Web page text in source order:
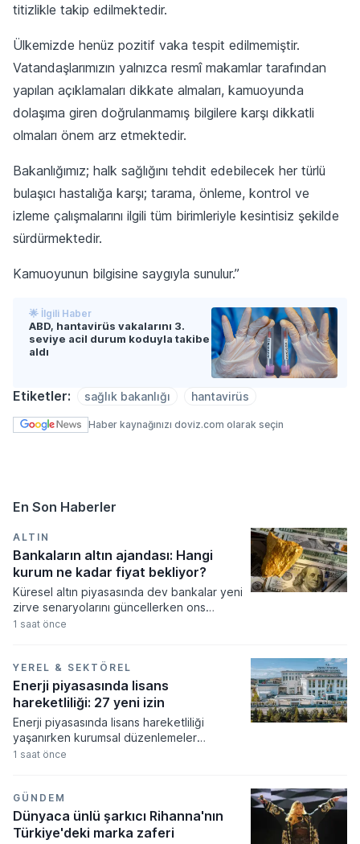
titizlikle takip edilmektedir.
Ülkemizde henüz pozitif vaka tespit edilmemiştir.
Vatandaşlarımızın yalnızca resmî makamlar tarafından
yapılan açıklamaları dikkate almaları, kamuoyunda
dolaşıma giren doğrulanmamış bilgilere karşı dikkatli
olmaları önem arz etmektedir.
Bakanlığımız; halk sağlığını tehdit edebilecek her türlü
bulaşıcı hastalığa karşı; tarama, önleme, kontrol ve
izleme çalışmalarını ilgili tüm birimleriyle kesintisiz şekilde
sürdürmektedir.
Kamuoyunun bilgisine saygıyla sunulur.”
🌟 İlgili Haber
ABD, hantavirüs vakalarını 3.
seviye acil durum koduyla takibe
aldı
Etiketler: sağlık bakanlığı hantavirüs
Haber kaynağınızı doviz.com olarak seçin
En Son Haberler
ALTIN
Bankaların altın ajandası: Hangi
kurum ne kadar fiyat bekliyor?
Küresel altın piyasasında dev bankalar yeni
zirve senaryolarını güncellerken ons
fiyatının 5.300 dolara kadar tırmanması
doğrultusunda revize edilen tahminler,
fiyatların orta ve uzun vadede tarihi
seviyeleri aşacağına işaret ediyor.
1 saat önce
YEREL & SEKTÖREL
Enerji piyasasında lisans
hareketliliği: 27 yeni izin
Enerji piyasasında lisans hareketliliği
yaşanırken kurumsal düzenlemeler
resmiyet kazandı. Enerji piyasası
yeni faaliyet izinleri verilirken bazı
işletmelerin yetkileri iptal edildi.
1 saat önce
GÜNDEM
Dünyaca ünlü şarkıcı Rihanna'nın
Türkiye'deki marka zaferi